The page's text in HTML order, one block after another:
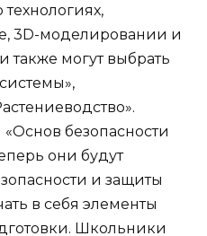
технологиях,
3D-моделировании и
также могут выбрать
безопасности
они будут
и защиты
в себя элементы
Школьники